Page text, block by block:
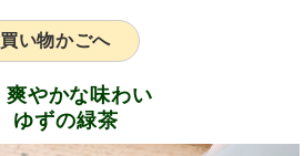
買い物かごへ
爽やかな味わい
ゆずの緑茶